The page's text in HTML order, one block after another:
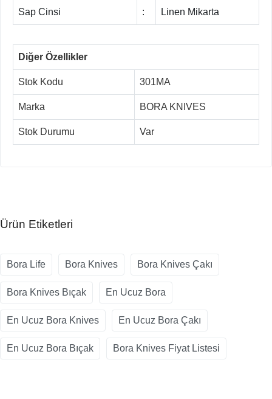
Sap Cinsi : Linen Mikarta
Diğer Özellikler
Stok Kodu 301MA
Marka BORA KNIVES
Stok Durumu Var
Ürün Etiketleri
Bora Life Bora Knives Bora Knives Çakı
Bora Knives Bıçak En Ucuz Bora
En Ucuz Bora Knives En Ucuz Bora Çakı
En Ucuz Bora Bıçak Bora Knives Fiyat Listesi